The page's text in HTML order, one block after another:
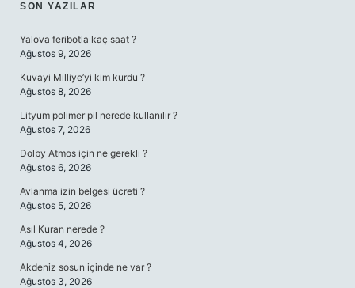
SIDEBAR
SON YAZILAR
Yalova feribotla kaç saat ?
Ağustos 9, 2026
Kuvayi Milliye’yi kim kurdu ?
Ağustos 8, 2026
Lityum polimer pil nerede kullanılır ?
Ağustos 7, 2026
Dolby Atmos için ne gerekli ?
Ağustos 6, 2026
Avlanma izin belgesi ücreti ?
Ağustos 5, 2026
Asıl Kuran nerede ?
Ağustos 4, 2026
Akdeniz sosun içinde ne var ?
Ağustos 3, 2026